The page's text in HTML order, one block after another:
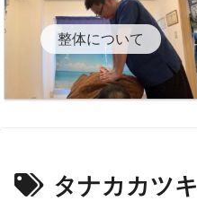
整体について
タナカカツキ